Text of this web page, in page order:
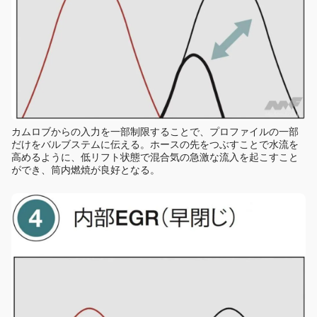
カムロブからの入力を一部制限することで、プロファイルの一部
だけをバルブステムに伝える。ホースの先をつぶすことで水流を
高めるように、低リフト状態で混合気の急激な流入を起こすこと
ができ、筒内燃焼が良好となる。